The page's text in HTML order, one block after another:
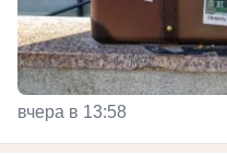
вчера в 13:58